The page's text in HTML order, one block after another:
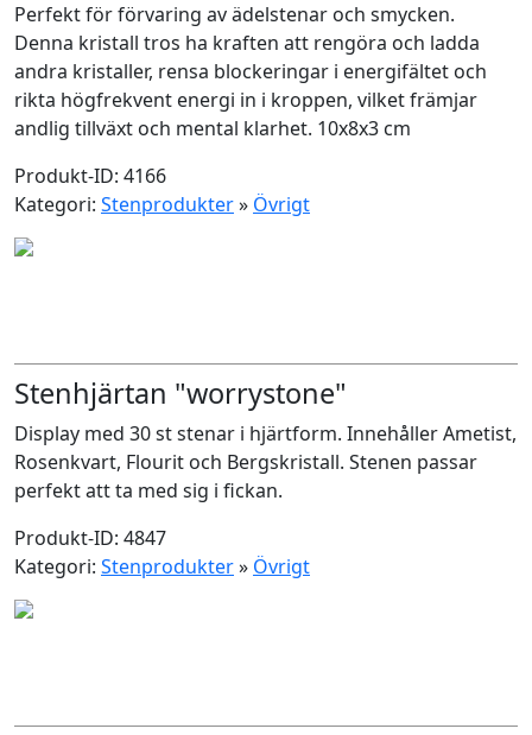
Perfekt för förvaring av ädelstenar och smycken.
Denna kristall tros ha kraften att rengöra och ladda
andra kristaller, rensa blockeringar i energifältet och
rikta högfrekvent energi in i kroppen, vilket främjar
andlig tillväxt och mental klarhet. 10x8x3 cm
Produkt-ID: 4166
Kategori: Stenprodukter» Övrigt
Stenhjärtan "worrystone"
Display med 30 st stenar i hjärtform. Innehåller Ametist,
Rosenkvart, Flourit och Bergskristall. Stenen passar
perfekt att ta med sig i fickan.
Produkt-ID: 4847
Kategori: Stenprodukter» Övrigt